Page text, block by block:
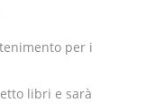
per i
libri e sarà